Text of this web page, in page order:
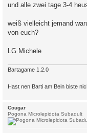
und alle zwei tage 3-4
weiß vielleicht jemand
von euch?
LG Michele
Bartagame 1.2.0
Hast nen Barti am Bein biste
Cougar
Pogona Microlepidota Subadult